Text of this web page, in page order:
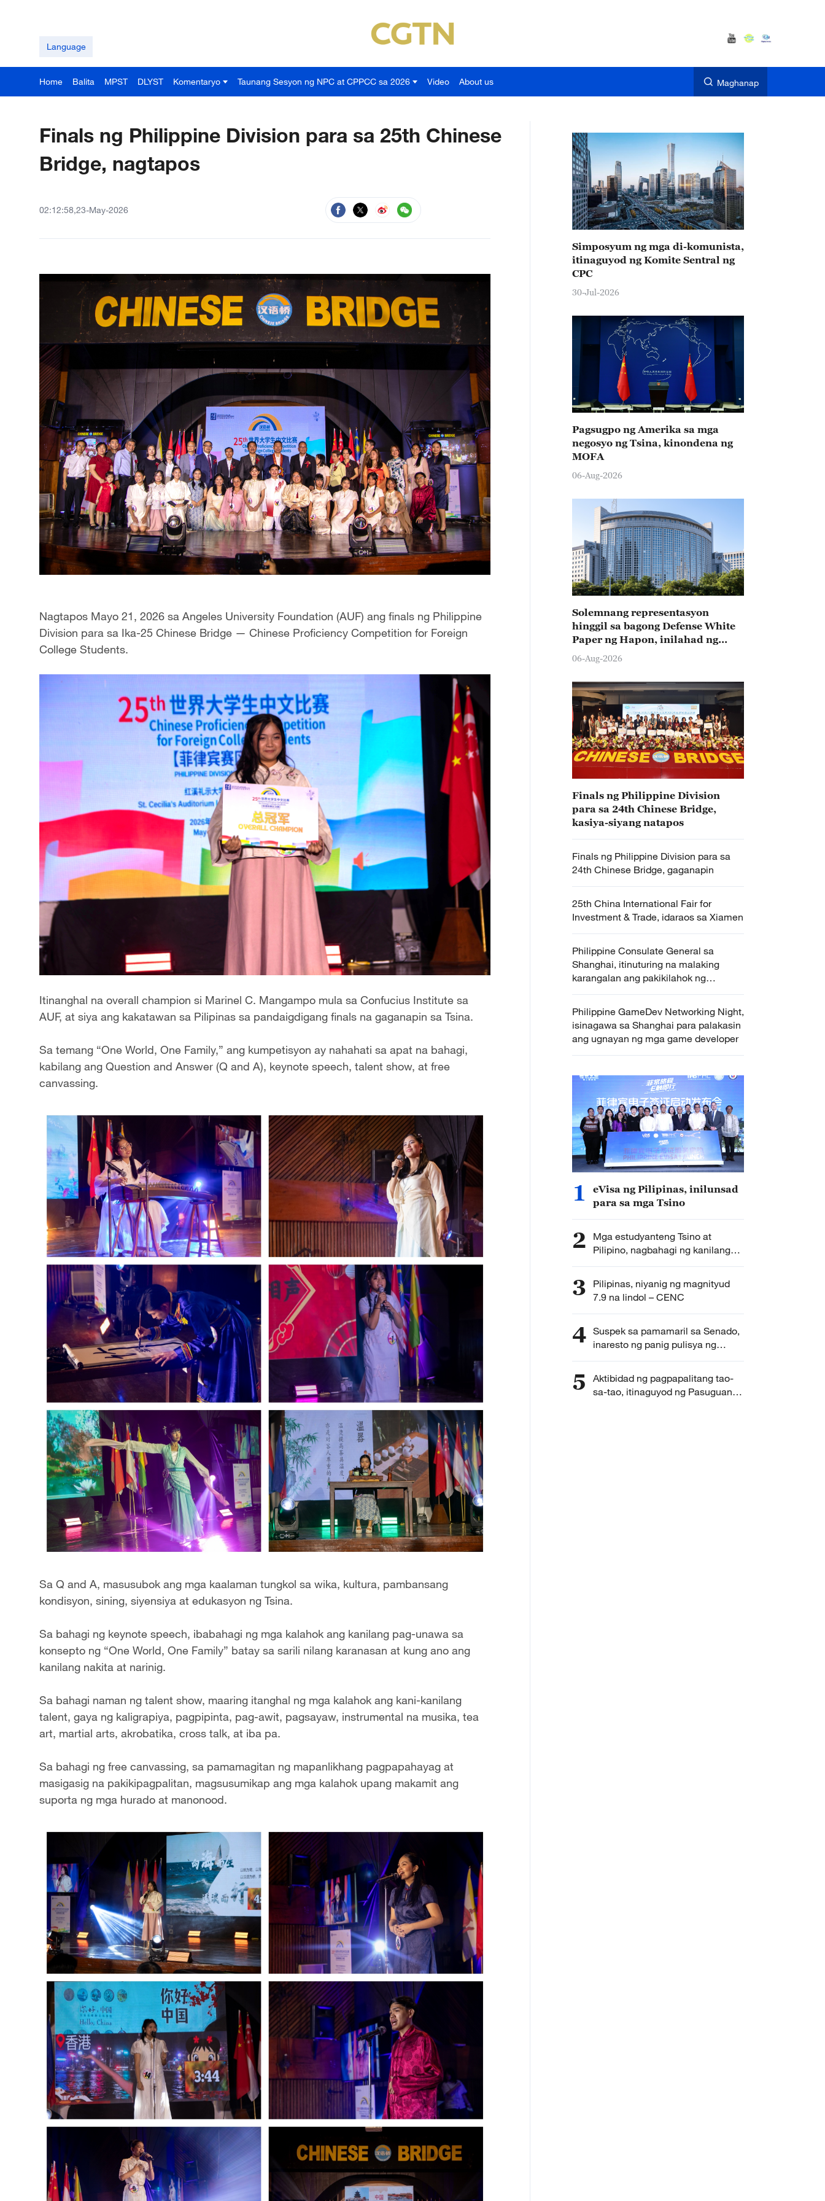
Language
Home Balita MPST DLYST Komentaryo Taunang Sesyon ng NPC at CPPCC sa 2026 Video About us Maghanap
Finals ng Philippine Division para sa 25th Chinese
Bridge, nagtapos
02:12:58,23-May-2026
Nagtapos Mayo 21, 2026 sa Angeles University Foundation (AUF) ang finals ng Philippine
Division para sa Ika-25 Chinese Bridge — Chinese Proficiency Competition for Foreign
College Students.
Itinanghal na overall champion si Marinel C. Mangampo mula sa Confucius Institute sa
AUF, at siya ang kakatawan sa Pilipinas sa pandaigdigang finals na gaganapin sa Tsina.
Sa temang “One World, One Family,” ang kumpetisyon ay nahahati sa apat na bahagi,
kabilang ang Question and Answer (Q and A), keynote speech, talent show, at free
canvassing.
Sa Q and A, masusubok ang mga kaalaman tungkol sa wika, kultura, pambansang
kondisyon, sining, siyensiya at edukasyon ng Tsina.
Sa bahagi ng keynote speech, ibabahagi ng mga kalahok ang kanilang pag-unawa sa
konsepto ng “One World, One Family” batay sa sarili nilang karanasan at kung ano ang
kanilang nakita at narinig.
Sa bahagi naman ng talent show, maaring itanghal ng mga kalahok ang kani-kanilang
talent, gaya ng kaligrapiya, pagpipinta, pag-awit, pagsayaw, instrumental na musika, ‌tea
art‌, martial arts, akrobatika, cross talk, at iba pa.
Sa bahagi ng free canvassing, sa pamamagitan ng mapanlikhang pagpapahayag at
masigasig na pakikipagpalitan, magsusumikap ang mga kalahok upang makamit ang
suporta ng mga hurado at manonood.
Simposyum ng mga di-komunista,
itinaguyod ng Komite Sentral ng
CPC
30-Jul-2026
Pagsugpo ng Amerika sa mga
negosyo ng Tsina, kinondena ng
MOFA
06-Aug-2026
Solemnang representasyon
hinggil sa bagong Defense White
Paper ng Hapon, inilahad ng
Tsina
06-Aug-2026
Finals ng Philippine Division
para sa 24th Chinese Bridge,
kasiya-siyang natapos
Finals ng Philippine Division para sa
24th Chinese Bridge, gaganapin
25th China International Fair for
Investment & Trade, idaraos sa Xiamen
Philippine Consulate General sa
Shanghai, itinuturing na malaking
karangalan ang pakikilahok ng
Pilipinas sa 16th International
Philippine GameDev Networking Night,
isinagawa sa Shanghai para palakasin
ang ugnayan ng mga game developer
1
eVisa ng Pilipinas, inilunsad
para sa mga Tsino
2
Mga estudyanteng Tsino at
Pilipino, nagbahagi ng kanilang
karanasan sa pag-aaral ng
3
Pilipinas, niyanig ng magnityud
7.9 na lindol – CENC
4 Suspek sa pamamaril sa Senado,
inaresto ng panig pulisya ng
Pilipinas
5
Aktibidad ng pagpapalitang tao-
sa-tao, itinaguyod ng Pasuguan